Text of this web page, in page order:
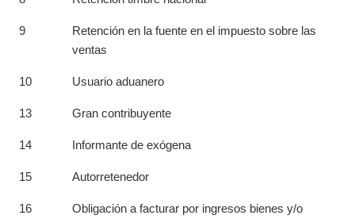
9
Retención en la fuente en el impuesto sobre las
ventas
10 Usuario aduanero
13 Gran contribuyente
14 Informante de exógena
15 Autorretenedor
16
Obligación a facturar por ingresos bienes y/o